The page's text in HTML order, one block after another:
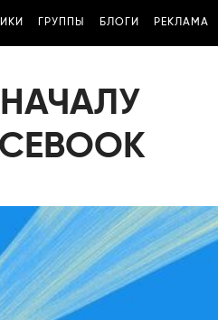
ГРУППЫ БЛОГИ РЕКЛАМА